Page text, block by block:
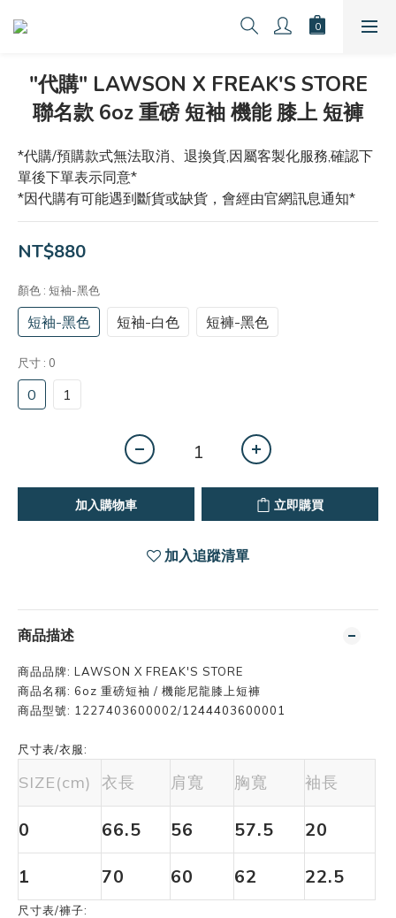
"代購" LAWSON X FREAK'S STORE
聯名款 6oz 重磅 短袖 機能 膝上 短褲
*代購/預購款式無法取消、退換貨,因屬客製化服務,確認下
單後下單表示同意*
*因代購有可能遇到斷貨或缺貨，會經由官網訊息通知*
NT$880
顏色 : 短袖-黑色
短袖-黑色 短袖-白色 短褲-黑色
尺寸 : 0
0 1
加入購物車 立即購買
加入追蹤清單
商品描述
商品品牌: LAWSON X FREAK'S STORE
商品名稱: 6oz 重磅短袖 / 機能尼龍膝上短褲
商品型號: 1227403600002/1244403600001
尺寸表/衣服:
SIZE(cm) 衣長 肩寬 胸寬 袖長
0 66.5 56 57.5 20
1 70 60 62 22.5
尺寸表/褲子: